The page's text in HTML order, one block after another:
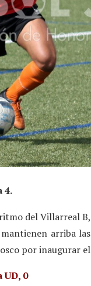
4.
del Villarreal
arriba
por inaugurar
UD, 0